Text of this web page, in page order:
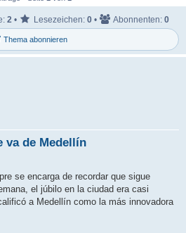
Thema abonnieren
2 • Lesezeichen: 0 • Abonnenten: 0
va de Medellín
se encarga de recordar que sigue
el júbilo en la ciudad era casi
a Medellín como la más innovadora